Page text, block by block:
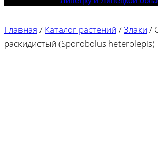
Главная / Каталог растений /Злаки /
раскидистый (Sporobolus heterolepis)